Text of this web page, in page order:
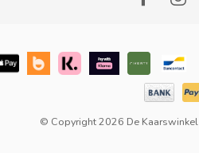
© Copyright 2026 De Kaarswinkel